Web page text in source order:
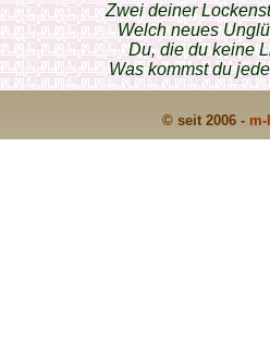
Zwei deiner
Welch neues
Du, die du keine
Was kommst du
© seit 2006 -